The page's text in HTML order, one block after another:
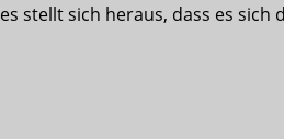
stellt sich heraus, dass es